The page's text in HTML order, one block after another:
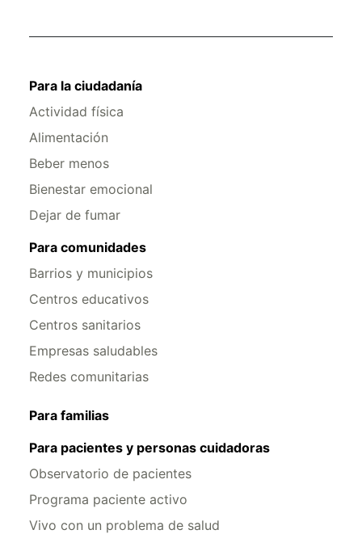
Para la ciudadanía
Actividad física
Alimentación
Beber menos
Bienestar emocional
Dejar de fumar
Para comunidades
Barrios y municipios
Centros educativos
Centros sanitarios
Empresas saludables
Redes comunitarias
Para familias
Para pacientes y personas cuidadoras
Observatorio de pacientes
Programa paciente activo
Vivo con un problema de salud